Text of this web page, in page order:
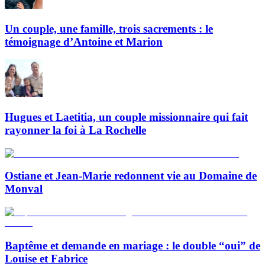
Un couple, une famille, trois sacrements : le
témoignage d’Antoine et Marion
Hugues et Laetitia, un couple missionnaire qui fait
rayonner la foi à La Rochelle
Ostiane et Jean-Marie redonnent vie au Domaine de
Monval
Baptême et demande en mariage : le double “oui” de
Louise et Fabrice